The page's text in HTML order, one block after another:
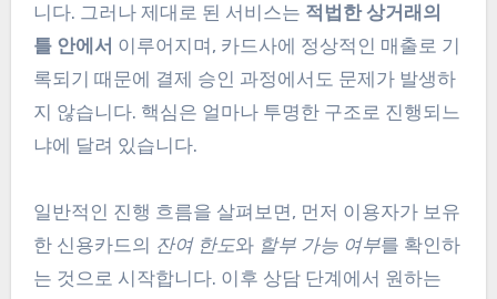
니다. 그러나 제대로 된 서비스는 적법한 상거래의
틀 안에서 이루어지며, 카드사에 정상적인 매출로 기
록되기 때문에 결제 승인 과정에서도 문제가 발생하
지 않습니다. 핵심은 얼마나 투명한 구조로 진행되느
냐에 달려 있습니다.
일반적인 진행 흐름을 살펴보면, 먼저 이용자가 보유
한 신용카드의 잔여 한도와 할부 가능 여부를 확인하
는 것으로 시작합니다. 이후 상담 단계에서 원하는